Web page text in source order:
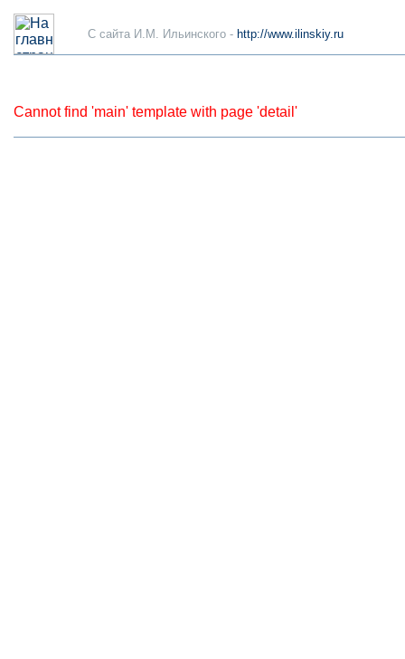
C сайта И.М. Ильинского - http://www.ilinskiy.ru
Cannot find 'main' template with page 'detail'